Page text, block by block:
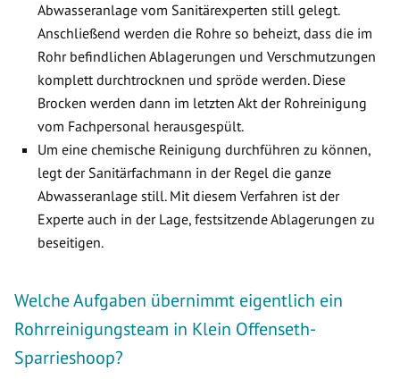
Abwasseranlage vom Sanitärexperten still gelegt.
Anschließend werden die Rohre so beheizt, dass die im
Rohr befindlichen Ablagerungen und Verschmutzungen
komplett durchtrocknen und spröde werden. Diese
Brocken werden dann im letzten Akt der Rohreinigung
vom Fachpersonal herausgespült.
Um eine chemische Reinigung durchführen zu können,
legt der Sanitärfachmann in der Regel die ganze
Abwasseranlage still. Mit diesem Verfahren ist der
Experte auch in der Lage, festsitzende Ablagerungen zu
beseitigen.
Welche Aufgaben übernimmt eigentlich ein
Rohrreinigungsteam in Klein Offenseth-
Sparrieshoop?